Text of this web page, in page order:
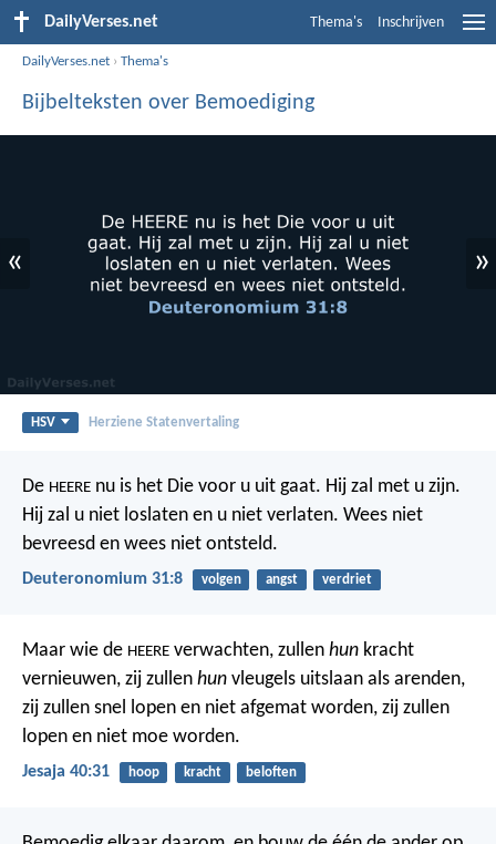
DailyVerses.net Thema's Inschrijven
DailyVerses.net ›Thema's
Bijbelteksten over Bemoediging
« »
HSV Herziene Statenvertaling
De HEERE nu is het Die voor u uit gaat. Hij zal met u zijn.
Hij zal u niet loslaten en u niet verlaten. Wees niet
bevreesd en wees niet ontsteld.
Deuteronomium 31:8 volgen angst verdriet
Maar wie de HEERE verwachten, zullen hun kracht
vernieuwen, zij zullen hun vleugels uitslaan als arenden,
zij zullen snel lopen en niet afgemat worden, zij zullen
lopen en niet moe worden.
Jesaja 40:31 hoop kracht beloften